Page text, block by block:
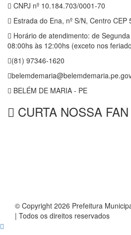
CNPJ nº 10.184.703/0001-70
Estrada do Ena, nº S/N, Centro CEP
Horário de atendimento: de
08:00hs às 12:00hs (exceto nos
(81) 97346-1620
BELÉM DE MARIA - PE
CURTA NOSSA
© Copyright 2026 Prefeitura
| Todos os direitos reservados